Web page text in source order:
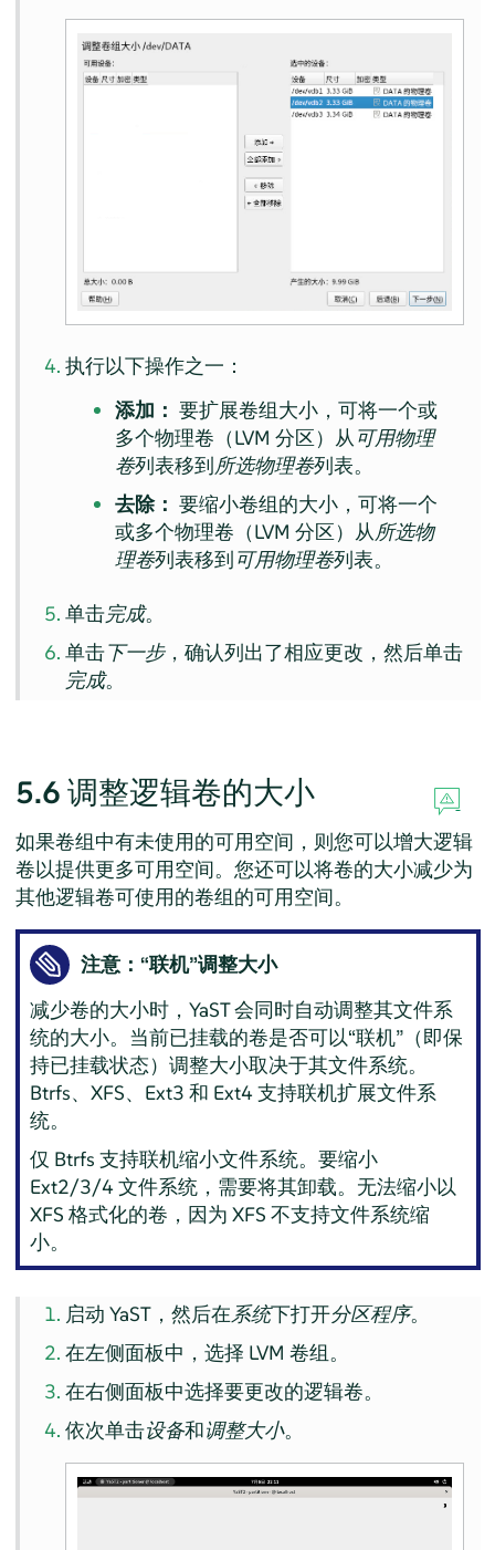
执行以下操作之一：
添加： 要扩展卷组大小，可将一个或
多个物理卷（LVM 分区）从可用物理
卷列表移到所选物理卷列表。
去除： 要缩小卷组的大小，可将一个
或多个物理卷（LVM 分区）从所选物
理卷列表移到可用物理卷列表。
单击完成。
单击下一步，确认列出了相应更改，然后单击
完成。
5.6 调整逻辑卷的大小
如果卷组中有未使用的可用空间，则您可以增大逻辑
卷以提供更多可用空间。您还可以将卷的大小减少为
其他逻辑卷可使用的卷组的可用空间。
注意： “联机”调整大小
减少卷的大小时，YaST 会同时自动调整其文件系
统的大小。当前已挂载的卷是否可以“联机” （即保
持已挂载状态）调整大小取决于其文件系统。
Btrfs、XFS、Ext3 和 Ext4 支持联机扩展文件系
统。
仅 Btrfs 支持联机缩小文件系统。要缩小
Ext2/3/4 文件系统，需要将其卸载。无法缩小以
XFS 格式化的卷，因为 XFS 不支持文件系统缩
小。
启动 YaST，然后在系统下打开分区程序。
在左侧面板中，选择 LVM 卷组。
在右侧面板中选择要更改的逻辑卷。
依次单击设备和调整大小。